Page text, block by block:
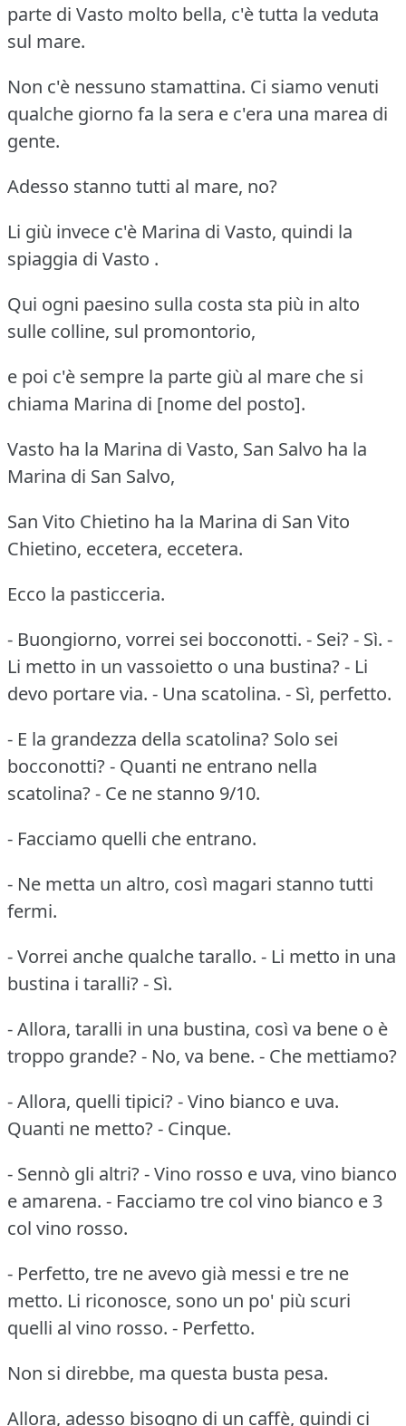
parte di Vasto molto bella, c'è tutta la veduta
sul mare.
Non c'è nessuno stamattina. Ci siamo venuti
qualche giorno fa la sera e c'era una marea di
gente.
Adesso stanno tutti al mare, no?
Li giù invece c'è Marina di Vasto, quindi la
spiaggia di Vasto .
Qui ogni paesino sulla costa sta più in alto
sulle colline, sul promontorio,
e poi c'è sempre la parte giù al mare che si
chiama Marina di [nome del posto].
Vasto ha la Marina di Vasto, San Salvo ha la
Marina di San Salvo,
San Vito Chietino ha la Marina di San Vito
Chietino, eccetera, eccetera.
Ecco la pasticceria.
- Buongiorno, vorrei sei bocconotti. - Sei? - Sì. -
Li metto in un vassoietto o una bustina? - Li
devo portare via. - Una scatolina. - Sì, perfetto.
- E la grandezza della scatolina? Solo sei
bocconotti? - Quanti ne entrano nella
scatolina? - Ce ne stanno 9/10.
- Facciamo quelli che entrano.
- Ne metta un altro, così magari stanno tutti
fermi.
- Vorrei anche qualche tarallo. - Li metto in una
bustina i taralli? - Sì.
- Allora, taralli in una bustina, così va bene o è
troppo grande? - No, va bene. - Che mettiamo?
- Allora, quelli tipici? - Vino bianco e uva.
Quanti ne metto? - Cinque.
- Sennò gli altri? - Vino rosso e uva, vino bianco
e amarena. - Facciamo tre col vino bianco e 3
col vino rosso.
- Perfetto, tre ne avevo già messi e tre ne
metto. Li riconosce, sono un po' più scuri
quelli al vino rosso. - Perfetto.
Non si direbbe, ma questa busta pesa.
Allora, adesso bisogno di un caffè, quindi ci